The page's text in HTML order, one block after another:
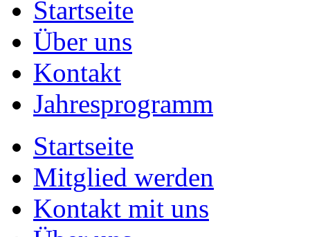
Startseite
Über uns
Kontakt
Jahresprogramm
Startseite
Mitglied werden
Kontakt mit uns